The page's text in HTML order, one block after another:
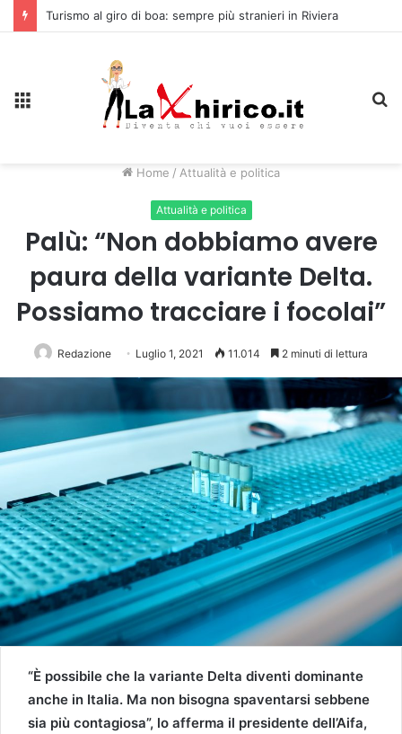
Turismo al giro di boa: sempre più stranieri in Riviera
Home / Attualità e politica
Attualità e politica
Palù: “Non dobbiamo avere
paura della variante Delta.
Possiamo tracciare i focolai”
Redazione Luglio 1, 2021 11.014 2 minuti di lettura
“È possibile che la variante Delta diventi dominante
anche in Italia. Ma non bisogna spaventarsi sebbene
sia più contagiosa”, lo afferma il presidente dell’Aifa,